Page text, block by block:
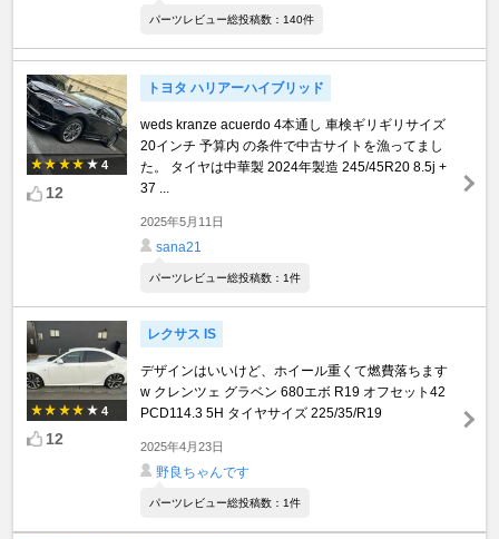
パーツレビュー総投稿数：140件
4
12
トヨタ ハリアーハイブリッド
weds kranze acuerdo 4本通し 車検ギリギリサイズ
20インチ 予算内 の条件で中古サイトを漁ってまし
た。 タイヤは中華製 2024年製造 245/45R20 8.5j +
37 ...
2025年5月11日
sana21
パーツレビュー総投稿数：1件
4
12
レクサス IS
デザインはいいけど、ホイール重くて燃費落ちます
w クレンツェ グラベン 680エボ R19 オフセット42
PCD114.3 5H タイヤサイズ 225/35/R19
2025年4月23日
野良ちゃんです
パーツレビュー総投稿数：1件